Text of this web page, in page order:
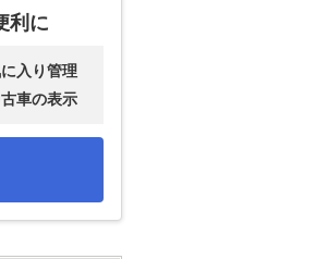
利に
入り管理
車の表示